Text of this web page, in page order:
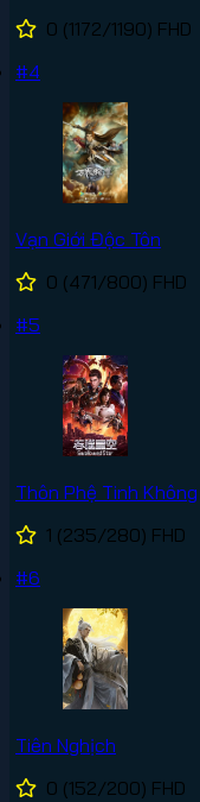
0 (1172/1190) FHD
#4
Vạn Giới Độc Tôn
0 (471/800) FHD
#5
Thôn Phệ Tinh Không
1 (235/280) FHD
#6
Tiên Nghịch
0 (152/200) FHD